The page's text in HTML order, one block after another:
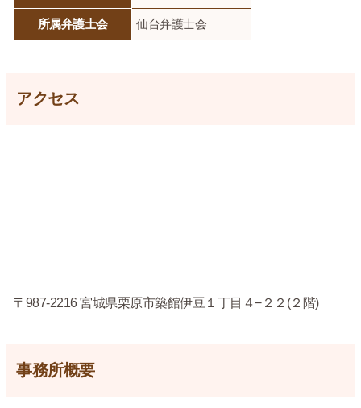
所属弁護士会 仙台弁護士会
アクセス
〒987-2216 宮城県栗原市築館伊豆１丁目４−２２(２階)
事務所概要